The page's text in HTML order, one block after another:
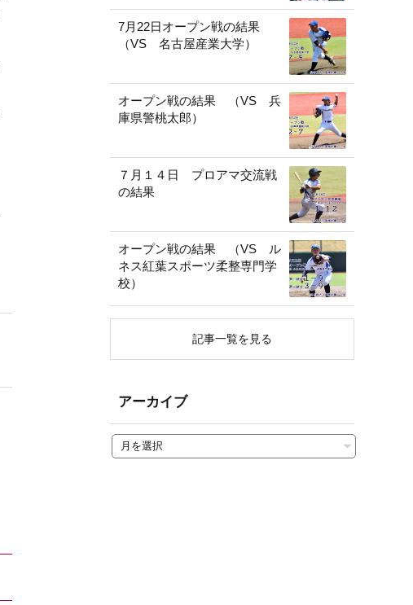
7月22日オープン戦の結果
（VS 名古屋産業大学）
オープン戦の結果 （VS 兵
庫県警桃太郎）
７月１４日 プロアマ交流戦
の結果
オープン戦の結果 （VS ル
ネス紅葉スポーツ柔整専門学
校）
記事一覧を見る
アーカイブ